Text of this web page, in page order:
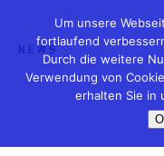
NEWS
Um unsere
fortlaufend
Durch die weitere
Verwendung von
erhalten Sie in